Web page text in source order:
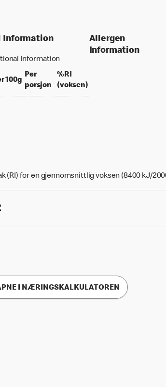
Information
Information
100gper 100 grams
Per
porsjonper portion
%RI
(voksen)% daily value for an
Allergen
Information
(RI) for en gjennomsnittlig voksen (8400 kJ/
I NÆRINGSKALKULATOREN